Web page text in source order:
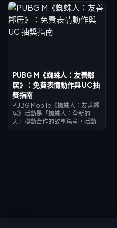
力幣」——這是解鎖妲己免費史詩
造型「綾瀨桃」的專屬貨幣。
「靈力覺醒」活動將於 8 月 7 日
開啟，推出墨子的「人魚造
型」，所有兌換管道將於 8 月 31
PUBG M《蜘蛛人：友善鄰
居》：免費表情動作與 UC 抽
獎指南
PUBG Mobile《蜘蛛人：友善鄰
居》活動是「蜘蛛人：全新的一
天」聯動合作的故事篇章，活動